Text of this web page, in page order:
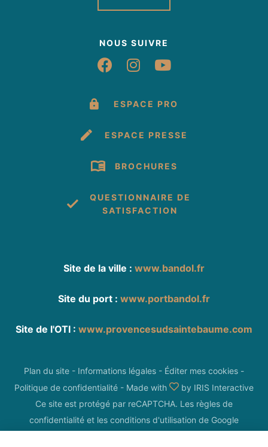
NOUS SUIVRE
Suivez-nous sur
Suivez-nous sur
Suivez-nous
ESPACE PRO
ESPACE PRESSE
BROCHURES
QUESTIONNAIRE DE
SATISFACTION
Site de la ville : www.bandol.fr
Site du port : www.portbandol.fr
Site de l'OTI : www.provencesudsaintebaume.com
Plan du site - Informations légales - Éditer mes cookies -
Politique de confidentialité - Made with by IRIS Interactive
Ce site est protégé par reCAPTCHA. Les règles de
confidentialité et les conditions d'utilisation de Google